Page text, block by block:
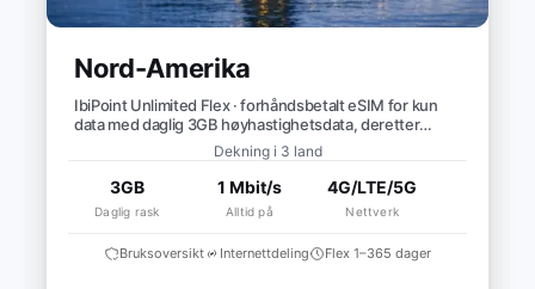
Nord-Amerika
IbiPoint Unlimited Flex · forhåndsbetalt eSIM for kun
data med daglig 3GB høyhastighetsdata, deretter
redusert hastighet til ~1 Mbit/s*
Dekning i 3 land
3GB
Daglig rask
1 Mbit/s
Alltid på
4G/LTE/5G
Nettverk
Bruksoversikt Internettdeling Flex 1–365 dager